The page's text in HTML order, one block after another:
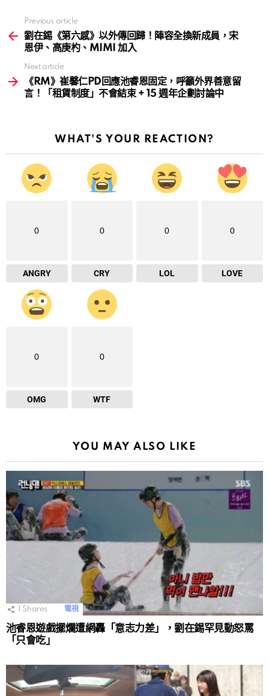
more
Previous article
劉在錫《第六感》以外傳回歸！陣容全換新成員，宋
恩伊、高庚杓、MIMI 加入
Next article
《RM》崔馨仁PD回應池睿恩固定，呼籲外界善意留
言！「租賃制度」不會結束 + 15 週年企劃討論中
WHAT'S YOUR REACTION?
0
ANGRY
0
CRY
0
LOL
0
LOVE
0
OMG
0
WTF
YOU MAY ALSO LIKE
Shares 電視
池睿恩遊戲擺爛遭網轟「意志力差」，劉在錫罕見動怒罵
「只會吃」